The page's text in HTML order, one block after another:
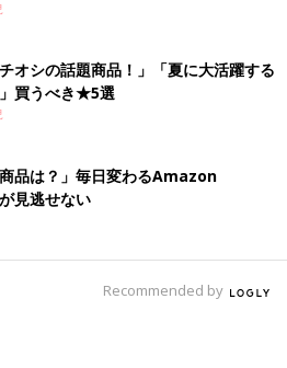
オシの話題商品！」「夏に大活躍する
買うべき★5選
商品は？」毎日変わるAmazon
見逃せない
Recommended by